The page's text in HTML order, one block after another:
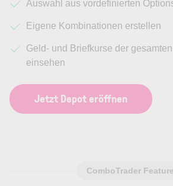
Auswahl aus vordefinierten
Eigene Kombinationen erstellen
Geld- und Briefkurse der
einsehen
Jetzt Depot eröffnen
ComboTrader